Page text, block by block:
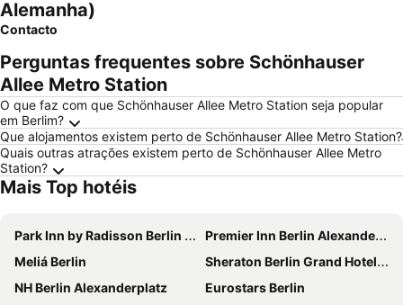
Alemanha)
Contacto
Perguntas frequentes sobre Schönhauser
Allee Metro Station
O que faz com que Schönhauser Allee Metro Station seja popular
em Berlim?
Que alojamentos existem perto de Schönhauser Allee Metro Station?
Quais outras atrações existem perto de Schönhauser Allee Metro
Station?
Mais Top hotéis
Park Inn by Radisson Berlin Alexanderplatz
Premier Inn Berlin Alexanderplatz hotel
Meliá Berlin
Sheraton Berlin Grand Hotel Esplanade
NH Berlin Alexanderplatz
Eurostars Berlin